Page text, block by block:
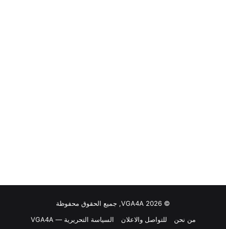
© VGA4A 2026, جميع الحقوق محفوظة
من نحن
للتواصل والاعلان السياسة التحريرية — VGA4A